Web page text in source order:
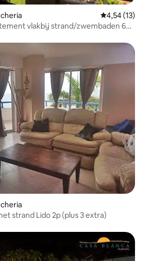
Gemiddelde
4,54 (13)
vlakbij strand/zwembaden 6
strand Lido 2p (plus 3 extra)